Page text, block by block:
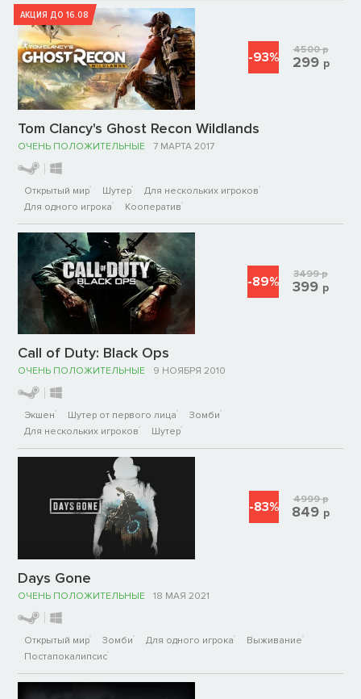
АКЦИЯ ДО 16.08
Tom Clancy's Ghost Recon Wildlands
ОЧЕНЬ ПОЛОЖИТЕЛЬНЫЕ 7 МАРТА 2017
Открытый мир Шутер
Для нескольких игроков
Для одного игрока
Кооператив
-93% 4500р
299 р
Call of Duty: Black Ops
ОЧЕНЬ ПОЛОЖИТЕЛЬНЫЕ 9 НОЯБРЯ 2010
Экшен Шутер от первого лица
Зомби
Для нескольких игроков
Шутер
-89% 3499р
399 р
Days Gone
ОЧЕНЬ ПОЛОЖИТЕЛЬНЫЕ 18 МАЯ 2021
Открытый мир Зомби Для одного игрока
Выживание
Постапокалипсис
-83% 4999р
849 р